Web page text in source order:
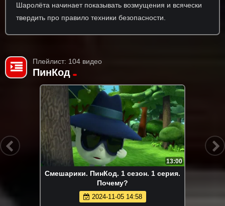
Шаролёта начинает показывать возмущения и всячески
твердить про правило техники безопасности.
Плейлист: 104 видео
ПинКод
13:00
Смешарики. ПинКод. 1 сезон. 1 серия.
Почему?
2024-11-05 14:58